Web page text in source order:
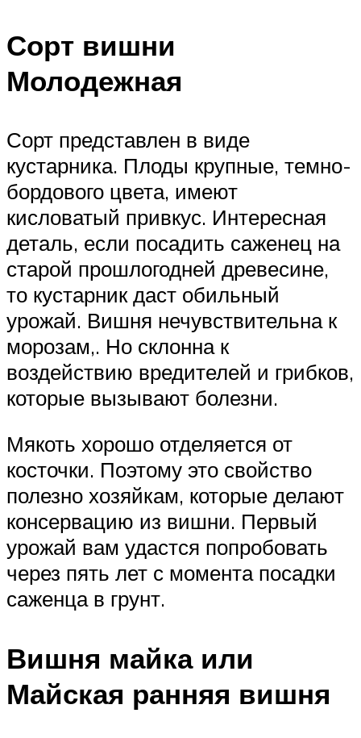
Сорт вишни
Молодежная
Сорт представлен в виде
кустарника. Плоды крупные, темно-
бордового цвета, имеют
кисловатый привкус. Интересная
деталь, если посадить саженец на
старой прошлогодней древесине,
то кустарник даст обильный
урожай. Вишня нечувствительна к
морозам,. Но склонна к
воздействию вредителей и грибков,
которые вызывают болезни.
Мякоть хорошо отделяется от
косточки. Поэтому это свойство
полезно хозяйкам, которые делают
консервацию из вишни. Первый
урожай вам удастся попробовать
через пять лет с момента посадки
саженца в грунт.
Вишня майка или
Майская ранняя вишня